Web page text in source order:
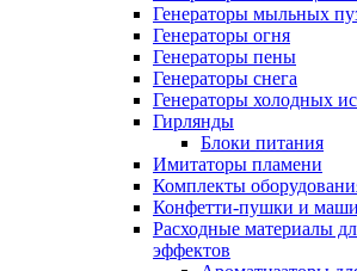
Генераторы мыльных
Генераторы огня
Генераторы пены
Генераторы снега
Генераторы холодных
Гирлянды
Блоки питания
Имитаторы пламени
Комплекты
Конфетти-пушки и
Расходные материалы
эффектов